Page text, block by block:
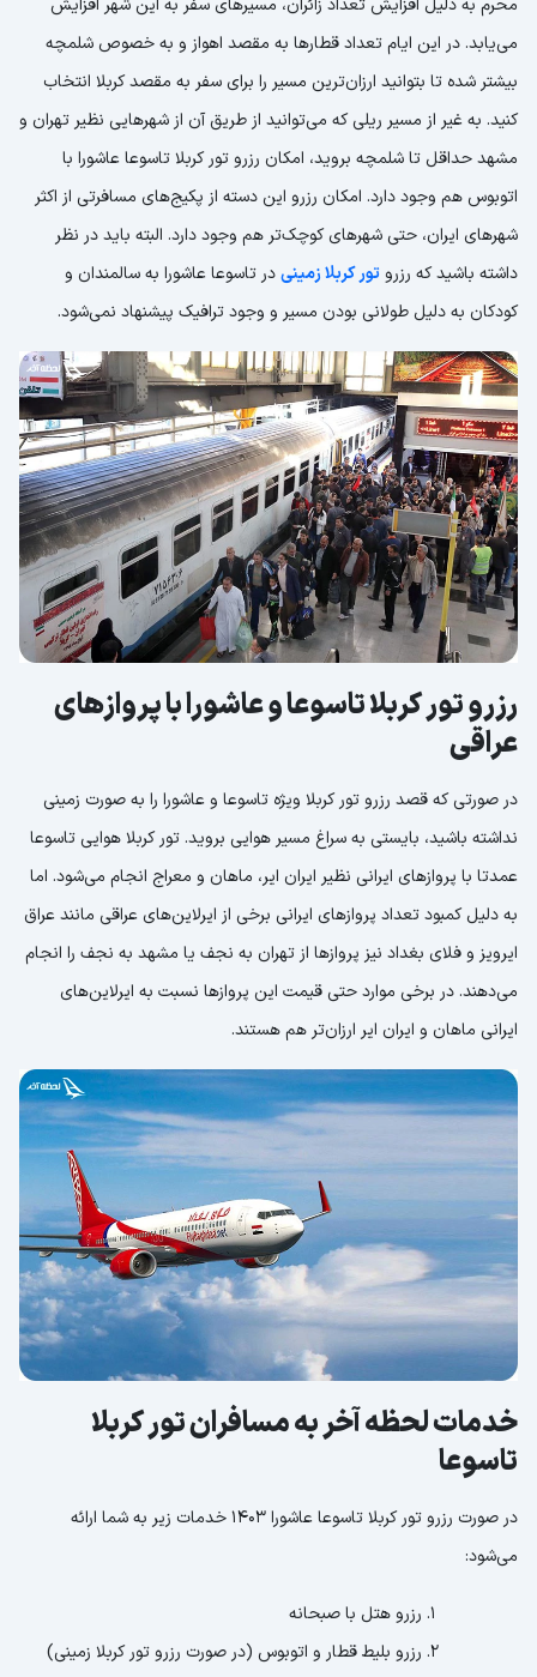
محرم به دلیل افزایش تعداد زائران، مسیرهای سفر به این شهر افزایش
می‌یابد. در این ایام تعداد قطارها به مقصد اهواز و به خصوص شلمچه
بیشتر شده تا بتوانید ارزان‌ترین مسیر را برای سفر به مقصد کربلا انتخاب
کنید. به غیر از مسیر ریلی که می‌توانید از طریق آن از شهرهایی نظیر تهران و
مشهد حداقل تا شلمچه بروید، امکان رزرو تور کربلا تاسوعا عاشورا با
اتوبوس هم وجود دارد. امکان رزرو این دسته از پکیج‌های مسافرتی از اکثر
شهرهای ایران، حتی شهرهای کوچک‌تر هم وجود دارد. البته باید در نظر
داشته باشید که رزرو تور کربلا زمینیدر تاسوعا عاشورا به سالمندان و
کودکان به دلیل طولانی بودن مسیر و وجود ترافیک پیشنهاد نمی‌شود.
رزرو تور کربلا تاسوعا و عاشورا با پروازهای
عراقی
در صورتی که قصد رزرو تور کربلا ویژه تاسوعا و عاشورا را به صورت زمینی
نداشته باشید، بایستی به سراغ مسیر هوایی بروید. تور کربلا هوایی تاسوعا
عمدتا با پروازهای ایرانی نظیر ایران ایر، ماهان و معراج انجام می‌شود. اما
به دلیل کمبود تعداد پروازهای ایرانی برخی از ایرلاین‌های عراقی مانند عراق
ایرویز و فلای بغداد نیز پروازها از تهران به نجف یا مشهد به نجف را انجام
می‌دهند. در برخی موارد حتی قیمت این پروازها نسبت به ایرلاین‌های
ایرانی ماهان و ایران ایر ارزان‌تر هم هستند.
خدمات لحظه آخر به مسافران تور کربلا
تاسوعا
در صورت رزرو تور کربلا تاسوعا عاشورا 1403 خدمات زیر به شما ارائه
می‌شود:
رزرو هتل با صبحانه
رزرو بلیط قطار و اتوبوس (در صورت رزرو تور کربلا زمینی)